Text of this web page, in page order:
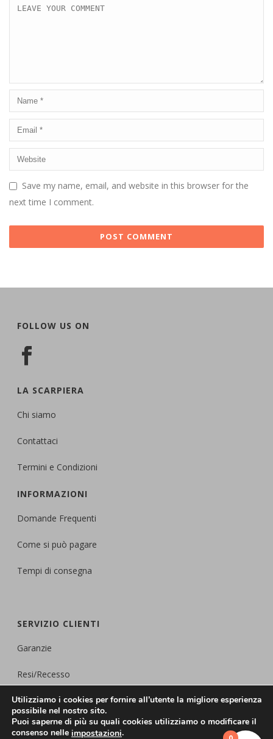
Save my name, email, and website in this browser for the
next time I comment.
FOLLOW US ON
LA SCARPIERA
Chi siamo
Contattaci
Termini e Condizioni
INFORMAZIONI
Domande Frequenti
Come si può pagare
Tempi di consegna
SERVIZIO CLIENTI
Garanzie
Resi/Recesso
Protezione dellaPrivacy
Utilizziamo i cookies per fornire all’utente la migliore esperienza
possibile nel nostro sito.
Puoi saperne di più su quali cookies utilizziamo o modificare il
consenso nelle impostazioni.